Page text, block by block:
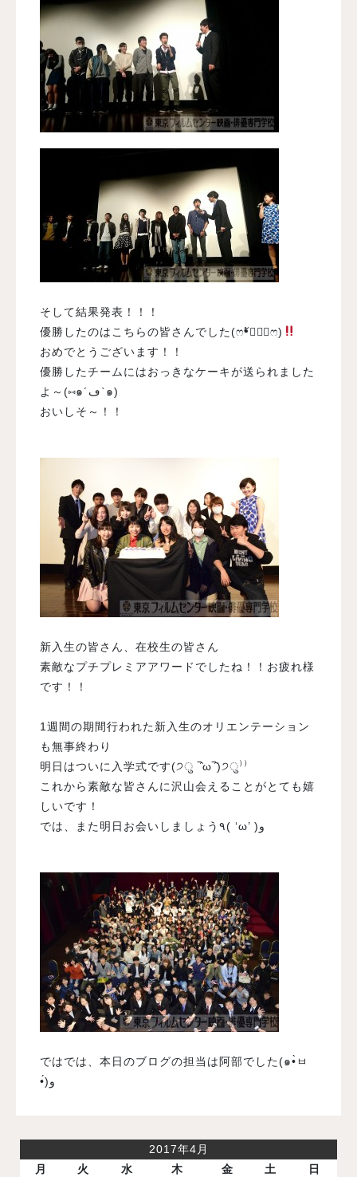
そして結果発表！！！
優勝したのはこちらの皆さんでした(ෆ❛ั◡❛ัෆ)
おめでとうございます！！
優勝したチームにはおっきなケーキが送られました
よ～(⑅๑´ڡ`๑)
おいしそ～！！
新入生の皆さん、在校生の皆さん
素敵なプチプレミアアワードでしたね！！お疲れ様
です！！
1週間の期間行われた新入生のオリエンテーション
も無事終わり
明日はついに入学式です(੭ु ‾̑ω‾̑)੭ु⁾⁾
これから素敵な皆さんに沢山会えることがとても嬉
しいです！
では、また明日お会いしましょう٩( ‘ω’ )و
ではでは、本日のブログの担当は阿部でした(๑•̀ㅂ
•́)و
2017年4月
月
火 水 木 金 土 日